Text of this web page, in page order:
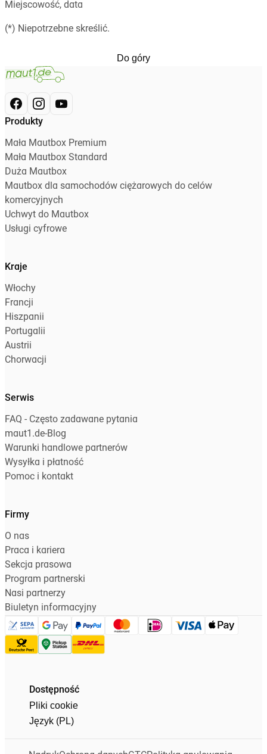
Miejscowość, data
(*) Niepotrzebne skreślić.
Do góry
Produkty
Mała Mautbox Premium
Mała Mautbox Standard
Duża Mautbox
Mautbox dla samochodów ciężarowych do celów
komercyjnych
Uchwyt do Mautbox
Usługi cyfrowe
Kraje
Włochy
Francji
Hiszpanii
Portugalii
Austrii
Chorwacji
Serwis
FAQ - Często zadawane pytania
maut1.de-Blog
Warunki handlowe partnerów
Wysyłka i płatność
Pomoc i kontakt
Firmy
O nas
Praca i kariera
Sekcja prasowa
Program partnerski
Nasi partnerzy
Biuletyn informacyjny
Dostępność
Pliki cookie
Język (PL)